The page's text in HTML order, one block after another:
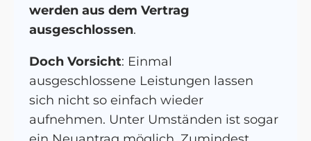
werden aus dem Vertrag
ausgeschlossen.
Doch Vorsicht: Einmal
ausgeschlossene Leistungen lassen
sich nicht so einfach wieder
aufnehmen. Unter Umständen ist sogar